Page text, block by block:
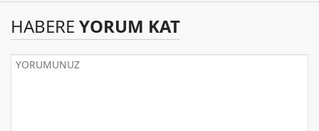
HABERE YORUM KAT